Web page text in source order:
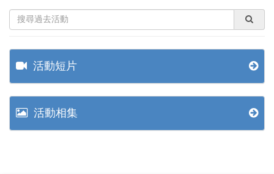
及版面設計組四大組別，合共頒
發七十八個獎項。謹此恭賀各位得獎者及得
的鼎力支持與積極參與。 報道組...
委員會選舉結果
活動短片
活動相集